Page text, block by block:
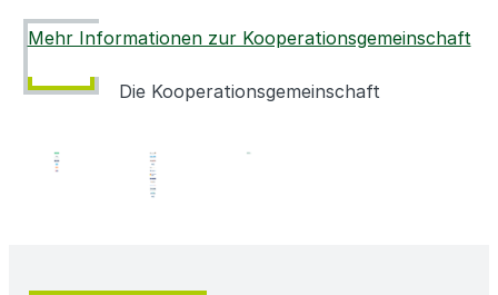
Mehr Informationen zur Kooperationsgemeinschaft
Die Kooperations­gemeinschaft